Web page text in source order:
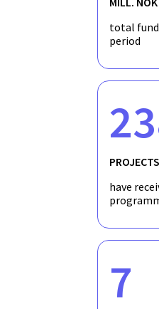
total
period
PROJECTS
have
7